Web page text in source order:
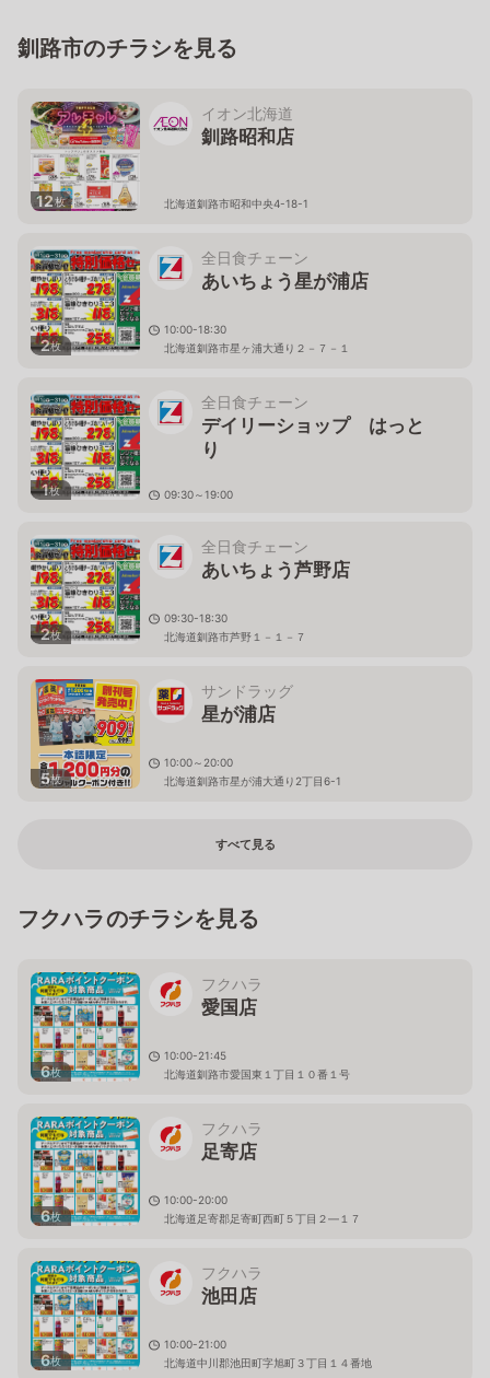
釧路市のチラシを見る
12枚
イオン北海道
釧路昭和店
北海道釧路市昭和中央4-18-1
2枚
全日食チェーン
あいちょう星が浦店
10:00-18:30
北海道釧路市星ヶ浦大通り２－７－１
1枚
全日食チェーン
デイリーショップ はっと
り
09:30～19:00
2枚
全日食チェーン
あいちょう芦野店
09:30-18:30
北海道釧路市芦野１－１－７
5枚
サンドラッグ
星が浦店
10:00～20:00
北海道釧路市星が浦大通り2丁目6-1
すべて見る
フクハラのチラシを見る
6枚
フクハラ
愛国店
10:00-21:45
北海道釧路市愛国東１丁目１０番１号
6枚
フクハラ
足寄店
10:00-20:00
北海道足寄郡足寄町西町５丁目２―１７
6枚
フクハラ
池田店
10:00-21:00
北海道中川郡池田町字旭町３丁目１４番地